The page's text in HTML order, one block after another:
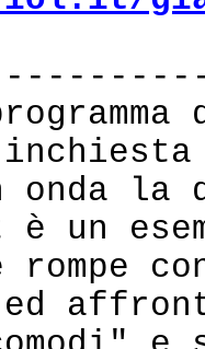
la
è un
rompe